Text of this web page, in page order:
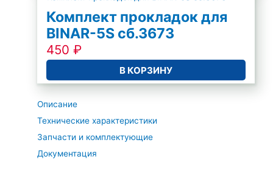
Комплект прокладок для
BINAR-5S сб.3673
450₽
В КОРЗИНУ
Описание
Технические характеристики
Запчасти и комплектующие
Документация